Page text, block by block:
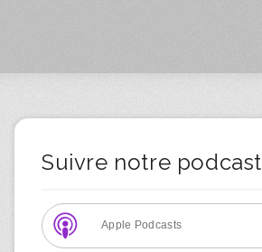
Suivre notre podcast
Apple Podcasts